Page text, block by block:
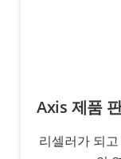
Axis 제품
리셀러가 되